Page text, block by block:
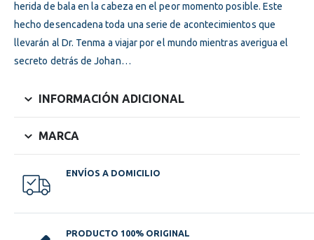
herida de bala en la cabeza en el peor momento posible. Este
hecho desencadena toda una serie de acontecimientos que
llevarán al Dr. Tenma a viajar por el mundo mientras averigua el
secreto detrás de Johan…
INFORMACIÓN ADICIONAL
MARCA
ENVÍOS A DOMICILIO
PRODUCTO 100% ORIGINAL